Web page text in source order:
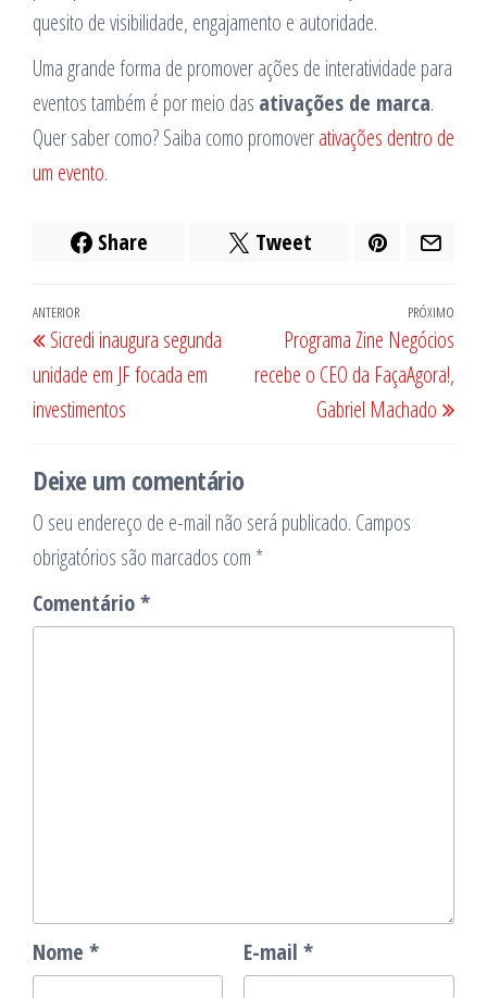
quesito de visibilidade, engajamento e autoridade.
Uma grande forma de promover ações de interatividade para
eventos também é por meio das ativações de marca.
Quer saber como? Saiba como promoverativações dentro de
um evento.
Share Tweet
Navegação
de
Post
Post
anterior
ANTERIOR
Sicredi inaugura segunda
unidade em JF focada em
investimentos
PRÓXIMO
Programa Zine Negócios
recebe o CEO da FaçaAgora!,
Gabriel Machado
Deixe um comentário
O seu endereço de e-mail não será publicado. Campos
obrigatórios são marcados com *
Comentário*
Nome * E-mail *